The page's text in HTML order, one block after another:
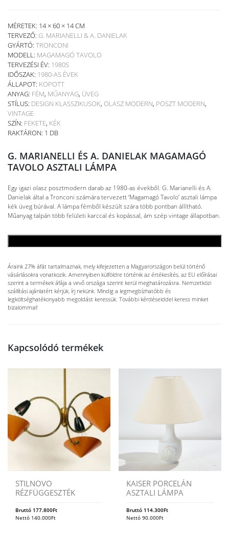
MÉRETEK: 14 × 60 × 14 CM
TERVEZŐ: G. MARIANELLI & A. DANIELAK
GYÁRTÓ: TRONCONI
MODELL: MAGAMAGÓ TAVOLO
TERVEZÉSI ÉV: 1980S
IDŐSZAK: 1980-AS ÉVEK
ÁLLAPOT: KOPOTT
ANYAG: FÉM, MŰANYAG, ÜVEG
STÍLUS: DESIGN KLASSZIKUSOK, OLASZ MODERN, POSZT MODERN,
VINTAGE
SZÍN: FEKETE, KÉK
RAKTÁRON: 1 DB
G. MARIANELLI ÉS A. DANIELAK MAGAMAGÓ
TAVOLO ASZTALI LÁMPA
Egy igazi olasz posztmodern darab az 1980-as évekből. G. Marianelli és A.
Danielak által a Tronconi számára tervezett ‘Magamagó Tavolo’ asztali lámpa
kék üveg búrával. A lámpa fémből készült szára több pontban állítható.
Műanyag talpán több felületi karccal és kopással, ám szép vintage állapotban.
Áraink 27% áfát tartalmaznak, mely kifejezetten a Magyarországon belül történő
vásárlásokra vonatkozik. Amennyiben külföldre történik az értékesítés, az EU előírásai
szerint a termékek áfája a vevő országa szerint kerül meghatározásra. Nemzetközi
szállítási ajánlatért kérjük, írj nekünk. Mindig a legmegbízhatóbb és
legköltséghatékonyabb megoldást keressük. További kérdéseiddel keress minket
bizalommal!
Kapcsolódó termékek
STILNOVO
RÉZFÜGGESZTÉK
Bruttó 177.800Ft
Nettó 140.000Ft
KAISER PORCELÁN
ASZTALI LÁMPA
Bruttó 114.300Ft
Nettó90.000Ft